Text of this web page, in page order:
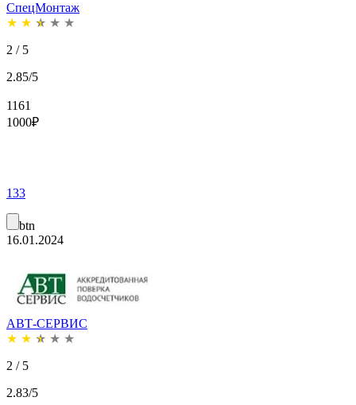
СпецМонтаж
★ ★ ★ ★ ★
2 / 5
2.85/5
1161
1000₽
133
btn
16.01.2024
АВТ-СЕРВИС
★ ★ ★ ★ ★
2 / 5
2.83/5